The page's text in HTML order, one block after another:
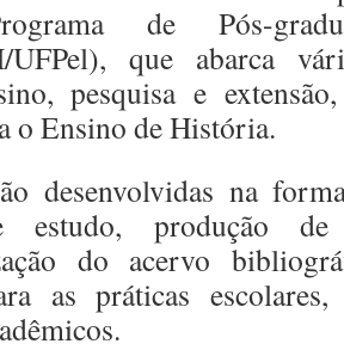
de Pós-
UFPel), que abarca
pesquisa e
o Ensino de História.
desenvolvidas na
estudo, produção de
do acervo
as práticas